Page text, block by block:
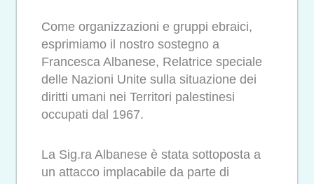
Come organizzazioni e gruppi ebraici,
esprimiamo il nostro sostegno a
Francesca Albanese, Relatrice speciale
delle Nazioni Unite sulla situazione dei
diritti umani nei Territori palestinesi
occupati dal 1967.
La Sig.ra Albanese è stata sottoposta a
un attacco implacabile da parte di